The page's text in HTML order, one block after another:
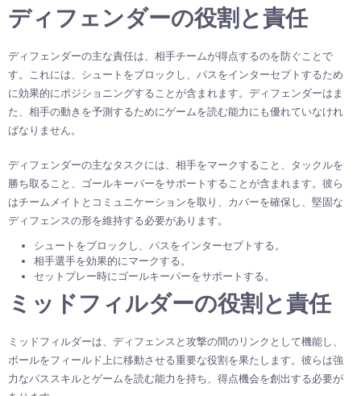
ディフェンダーの役割と責任
ディフェンダーの主な責任は、相手チームが得点するのを防ぐことで
す。これには、シュートをブロックし、パスをインターセプトするため
に効果的にポジショニングすることが含まれます。ディフェンダーはま
た、相手の動きを予測するためにゲームを読む能力にも優れていなけれ
ばなりません。
ディフェンダーの主なタスクには、相手をマークすること、タックルを
勝ち取ること、ゴールキーパーをサポートすることが含まれます。彼ら
はチームメイトとコミュニケーションを取り、カバーを確保し、堅固な
ディフェンスの形を維持する必要があります。
シュートをブロックし、パスをインターセプトする。
相手選手を効果的にマークする。
セットプレー時にゴールキーパーをサポートする。
ミッドフィルダーの役割と責任
ミッドフィルダーは、ディフェンスと攻撃の間のリンクとして機能し、
ボールをフィールド上に移動させる重要な役割を果たします。彼らは強
力なパススキルとゲームを読む能力を持ち、得点機会を創出する必要が